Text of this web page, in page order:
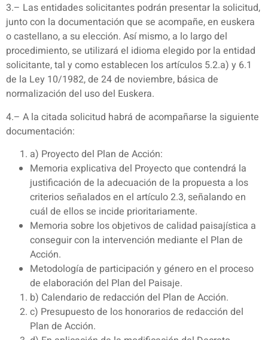
3.– Las entidades solicitantes podrán presentar la solicitud,
junto con la documentación que se acompañe, en euskera
o castellano, a su elección. Así mismo, a lo largo del
procedimiento, se utilizará el idioma elegido por la entidad
solicitante, tal y como establecen los artículos 5.2.a) y 6.1
de la Ley 10/1982, de 24 de noviembre, básica de
normalización del uso del Euskera.
4.– A la citada solicitud habrá de acompañarse la siguiente
documentación:
a) Proyecto del Plan de Acción:
Memoria explicativa del Proyecto que contendrá la
justificación de la adecuación de la propuesta a los
criterios señalados en el artículo 2.3, señalando en
cuál de ellos se incide prioritariamente.
Memoria sobre los objetivos de calidad paisajística a
conseguir con la intervención mediante el Plan de
Acción.
Metodología de participación y género en el proceso
de elaboración del Plan del Paisaje.
b) Calendario de redacción del Plan de Acción.
c) Presupuesto de los honorarios de redacción del
Plan de Acción.